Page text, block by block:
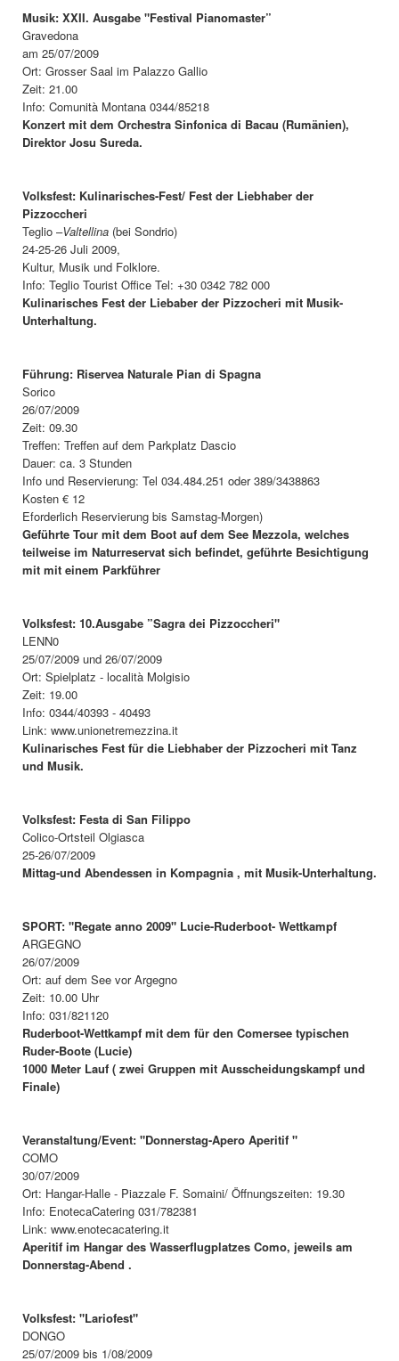
Musik: XXII. Ausgabe "Festival Pianomaster”
Gravedona
am 25/07/2009
Ort: Grosser Saal im Palazzo Gallio
Zeit: 21.00
Info: Comunità Montana 0344/85218
Konzert mit dem Orchestra Sinfonica di Bacau (Rumänien),
Direktor Josu Sureda.
Volksfest: Kulinarisches-Fest/ Fest der Liebhaber der
Pizzoccheri
Teglio –Valtellina (bei Sondrio)
24-25-26 Juli 2009,
Kultur, Musik und Folklore.
Info: Teglio Tourist Office Tel: +30 0342 782 000
Kulinarisches Fest der Liebaber der Pizzocheri mit Musik-
Unterhaltung.
Führung: Riservea Naturale Pian di Spagna
Sorico
26/07/2009
Zeit: 09.30
Treffen: Treffen auf dem Parkplatz Dascio
Dauer: ca. 3 Stunden
Info und Reservierung: Tel 034.484.251 oder 389/3438863
Kosten € 12
Eforderlich Reservierung bis Samstag-Morgen)
Geführte Tour mit dem Boot auf dem See Mezzola, welches
teilweise im Naturreservat sich befindet, geführte Besichtigung
mit mit einem Parkführer
Volksfest: 10.Ausgabe ”Sagra dei Pizzoccheri"
LENN0
25/07/2009 und 26/07/2009
Ort: Spielplatz - località Molgisio
Zeit: 19.00
Info: 0344/40393 - 40493
Link: www.unionetremezzina.it
Kulinarisches Fest für die Liebhaber der Pizzocheri mit Tanz
und Musik.
Volksfest: Festa di San Filippo
Colico-Ortsteil Olgiasca
25-26/07/2009
Mittag-und Abendessen in Kompagnia , mit Musik-Unterhaltung.
SPORT: "Regate anno 2009" Lucie-Ruderboot- Wettkampf
ARGEGNO
26/07/2009
Ort: auf dem See vor Argegno
Zeit: 10.00 Uhr
Info: 031/821120
Ruderboot-Wettkampf mit dem für den Comersee typischen
Ruder-Boote (Lucie)
1000 Meter Lauf ( zwei Gruppen mit Ausscheidungskampf und
Finale)
Veranstaltung/Event: "Donnerstag-Apero Aperitif "
COMO
30/07/2009
Ort: Hangar-Halle - Piazzale F. Somaini/ Öffnungszeiten: 19.30
Info: EnotecaCatering 031/782381
Link: www.enotecacatering.it
Aperitif im Hangar des Wasserflugplatzes Como, jeweils am
Donnerstag-Abend .
Volksfest: "Lariofest"
DONGO
25/07/2009 bis 1/08/2009